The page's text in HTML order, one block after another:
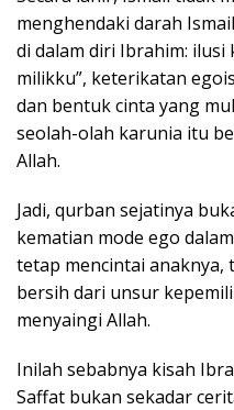
menghendaki darah
di dalam diri Ibrahim: ilusi
milikku”, keterikatan
dan bentuk cinta yang
seolah-olah karunia itu
Allah.
Jadi, qurban sejatinya
kematian mode ego
tetap mencintai anaknya,
bersih dari unsur
menyaingi Allah.
Inilah sebabnya kisah
Saffat bukan sekadar